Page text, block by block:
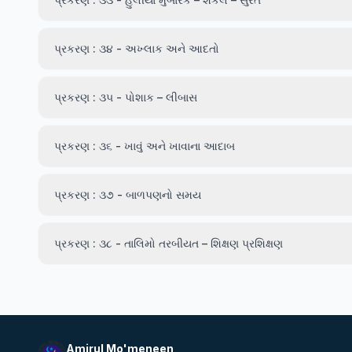
પ્રકરણ : ૩૪ - અખ્લાક અને આદતો
પ્રકરણ : ૩૫ - પોશાક – લીબાસ
પ્રકરણ : ૩૬ - ખાવું અને ખાવાના આદાબ
પ્રકરણ : ૩૭ - બાળપણનો સમય
પ્રકરણ : ૩૮ - તાલિમો તરબીયત – શિક્ષણ પ્રશિક્ષણ
Amirul Mo'meneen